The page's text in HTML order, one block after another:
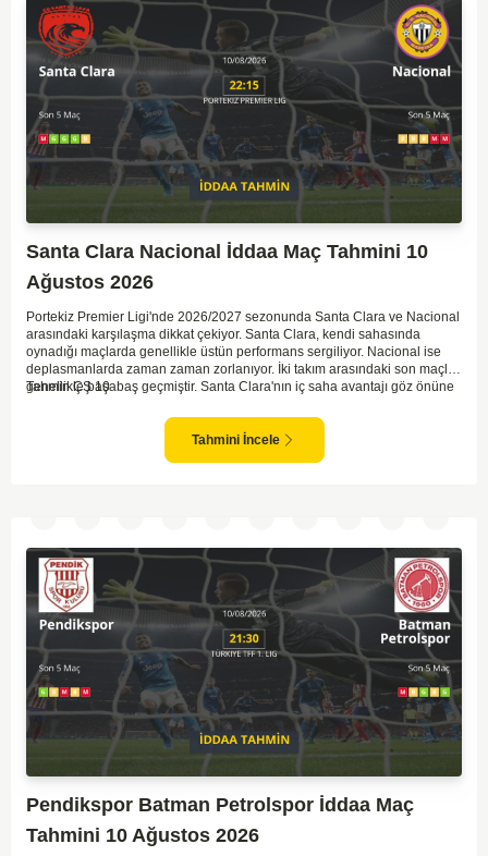
Santa Clara Nacional İddaa Maç Tahmini 10
Ağustos 2026
Portekiz Premier Ligi'nde 2026/2027 sezonunda Santa Clara ve Nacional
arasındaki karşılaşma dikkat çekiyor. Santa Clara, kendi sahasında
oynadığı maçlarda genellikle üstün performans sergiliyor. Nacional ise
deplasmanlarda zaman zaman zorlanıyor. İki takım arasındaki son maçlar
genellikle başabaş geçmiştir. Santa Clara'nın iç saha avantajı göz önüne
Nacional'in mücadele gücü ve sürpriz yapabilme potansiyeli de göz ardı
Tahmin ÇŞ 10
Tahmini İncele
Pendikspor Batman Petrolspor İddaa Maç
Tahmini 10 Ağustos 2026